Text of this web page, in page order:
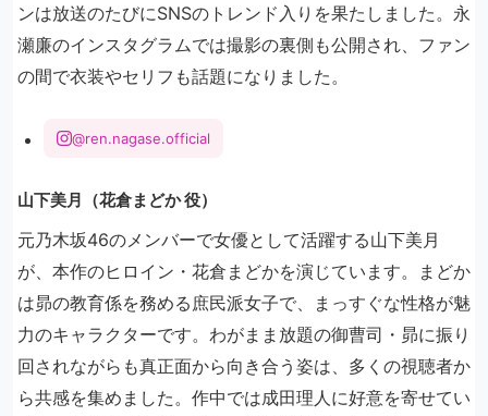
ンは放送のたびにSNSのトレンド入りを果たしました。永
瀬廉のインスタグラムでは撮影の裏側も公開され、ファン
の間で衣装やセリフも話題になりました。
@ren.nagase.official
山下美月（花倉まどか 役）
元乃木坂46のメンバーで女優として活躍する山下美月
が、本作のヒロイン・花倉まどかを演じています。まどか
は昴の教育係を務める庶民派女子で、まっすぐな性格が魅
力のキャラクターです。わがまま放題の御曹司・昴に振り
回されながらも真正面から向き合う姿は、多くの視聴者か
ら共感を集めました。作中では成田理人に好意を寄せてい